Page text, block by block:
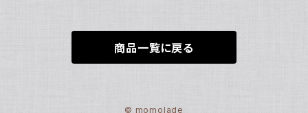
商品一覧に戻る
© momolade